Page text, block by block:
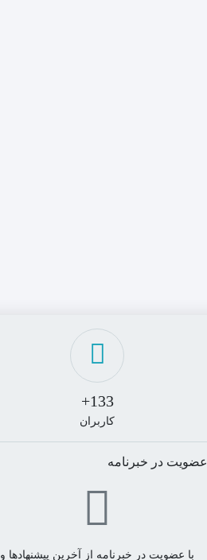
133+
کاربران
عضویت در خبرنامه
با عضویت در خبرنامه از آخرین پیشنهادها و